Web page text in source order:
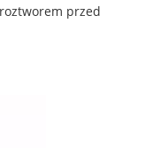
przed